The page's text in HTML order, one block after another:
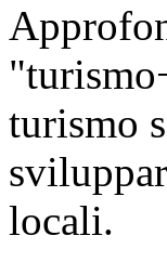
turismo
locali.